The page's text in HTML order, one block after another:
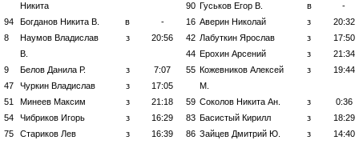
Никита
94 Богданов Никита В. в
-
8
Наумов Владислав
В.
з 20:56
9 Белов Данила Р. з
7:07
47
Чуркин Владислав з
17:05
51
Минеев Максим з
21:18
54
Чибриков Игорь з
16:29
75
Стариков Лев з
16:39
90 Гуськов Егор В. в
-
16 Аверин Николай з
20:32
42 Лабуткин Ярослав з
17:50
44 Ерохин Арсений з
21:34
55 Кожевников Алексей
М.
з 19:44
59 Соколов Никита Ан. з
0:36
83 Басистый Кирилл з
18:29
86 Зайцев Дмитрий Ю. з
14:40